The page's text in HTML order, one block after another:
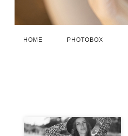
HOME PHOTOBOX